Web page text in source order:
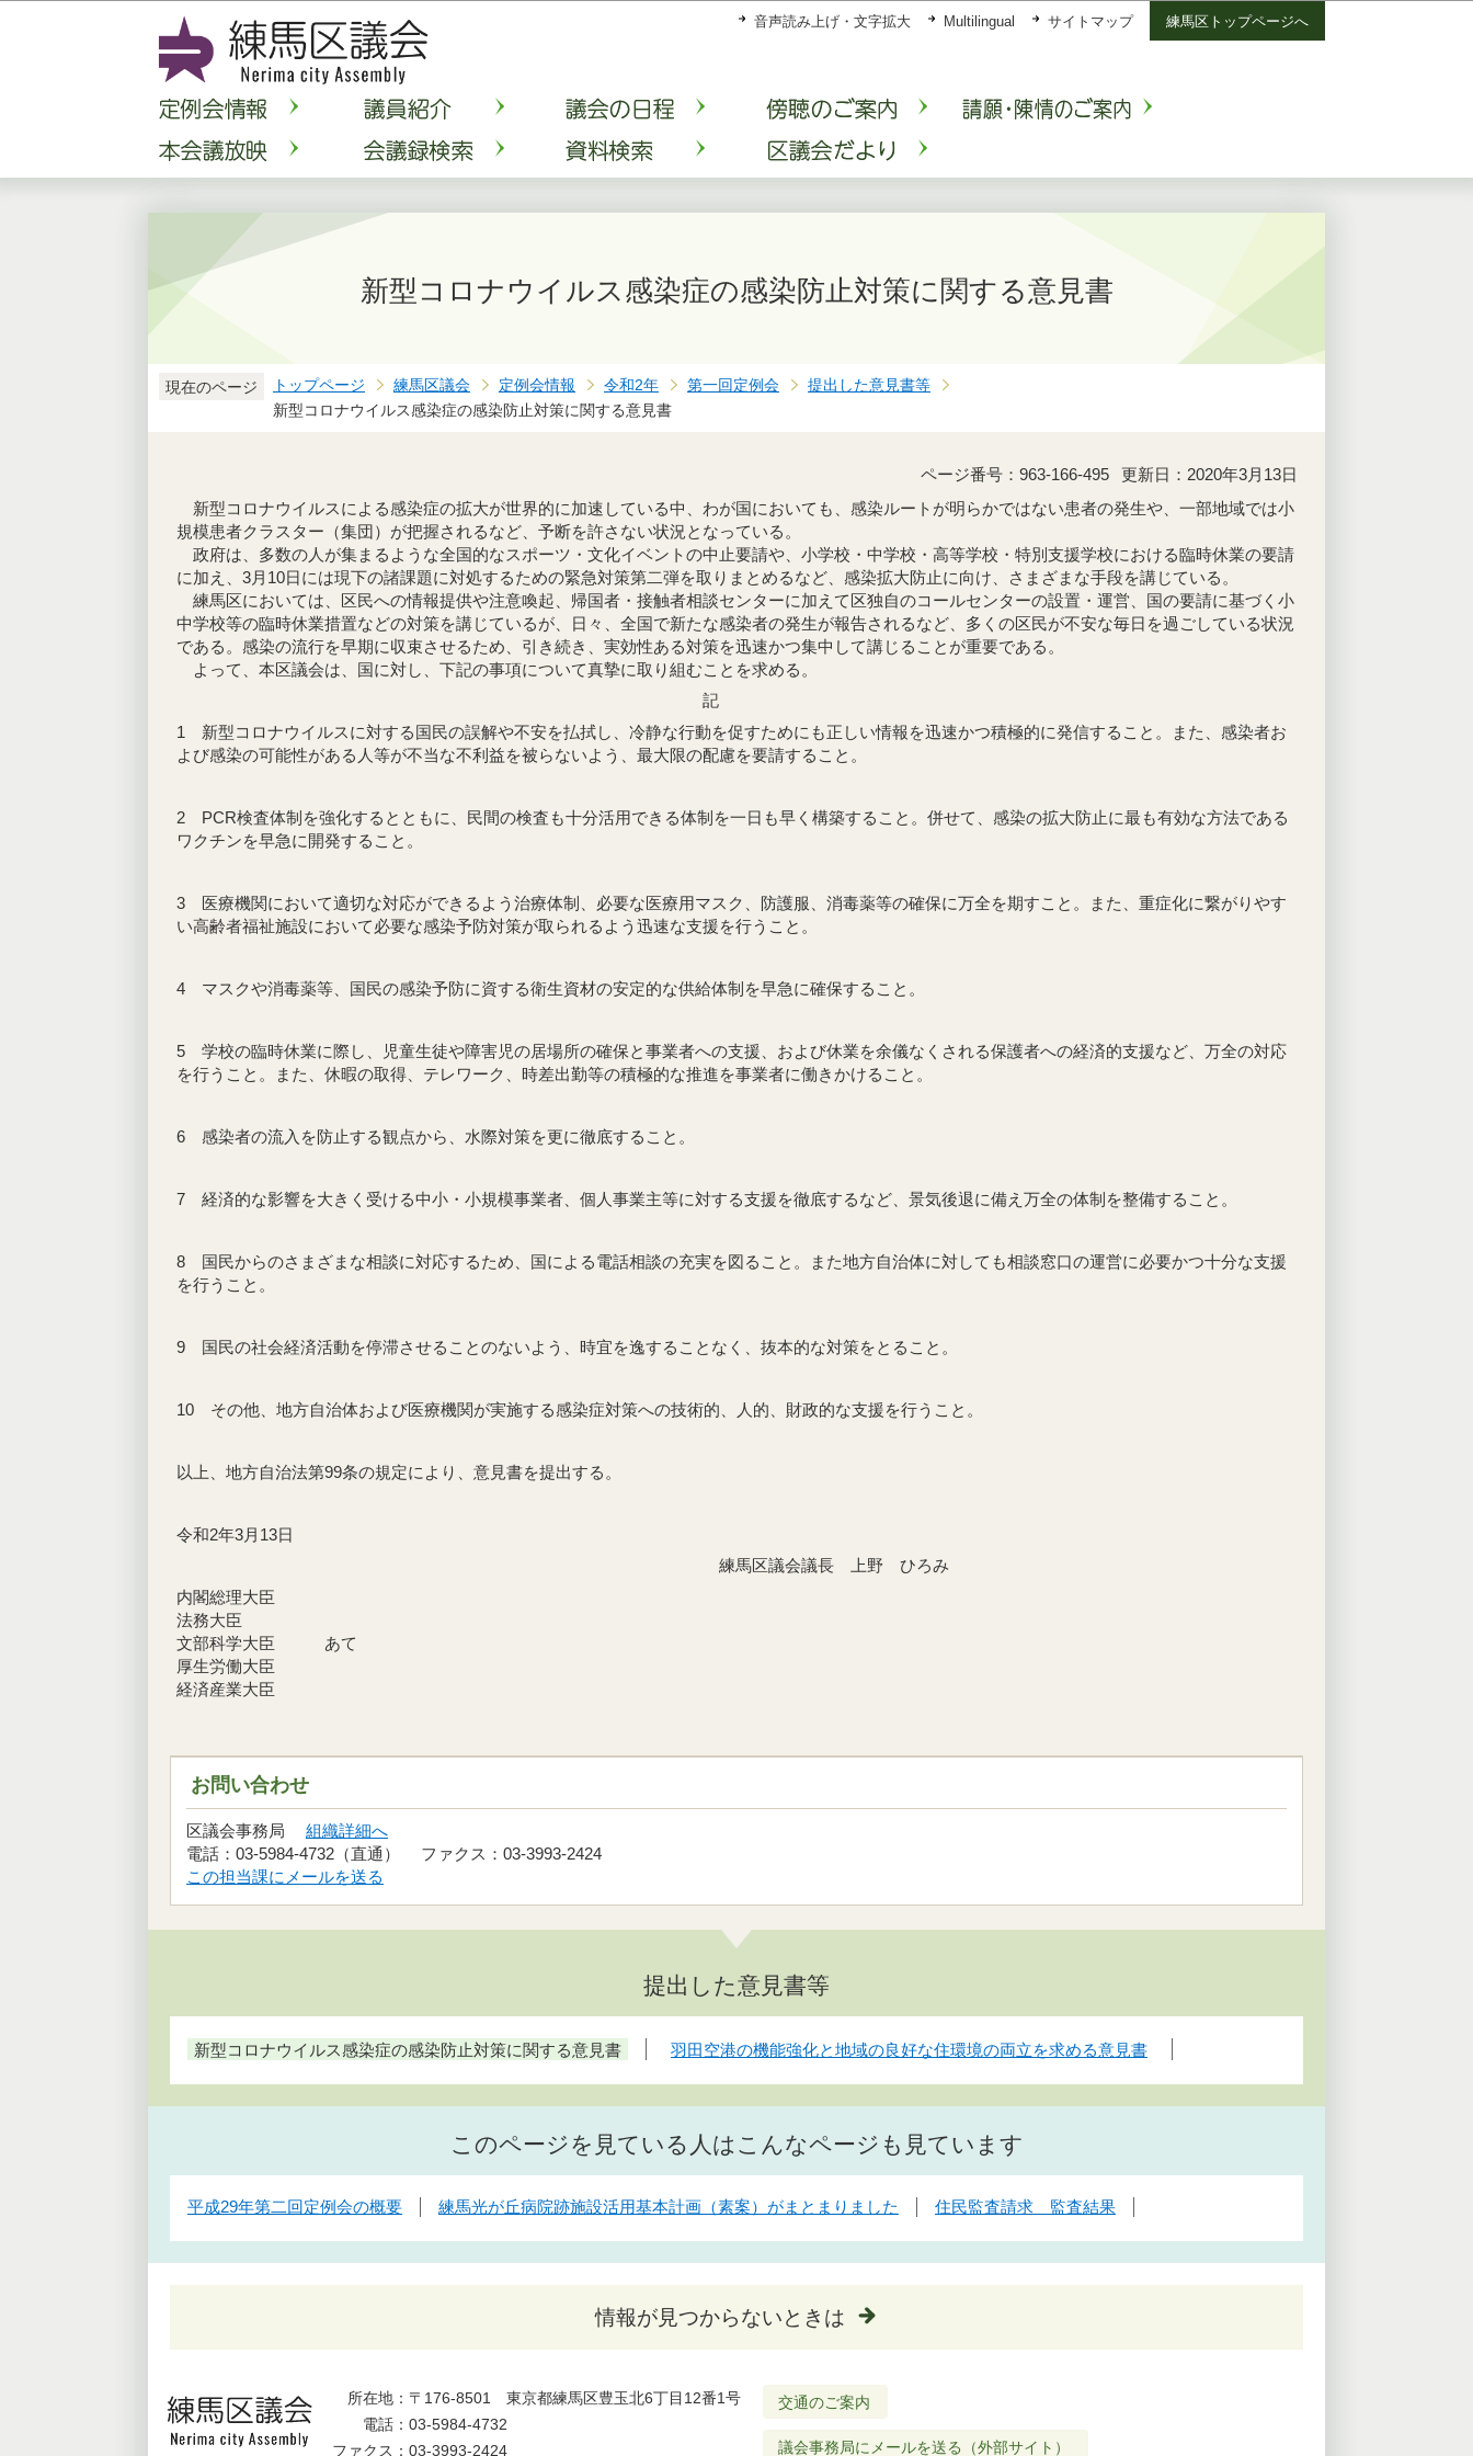
このページの本文へ移動
音声読み上げ・文字拡大 Multilingual サイトマップ 練馬区トップページへ
新型コロナウイルス感染症の感染防止対策に関する意見書
現在のページ トップページ 練馬区議会 定例会情報 令和2年 第一回定例会
提出した意見書等
新型コロナウイルス感染症の感染防止対策に関する意見書
ページ番号：963-166-495
更新日：2020年3月13日
新型コロナウイルスによる感染症の拡大が世界的に加速している中、わが国においても、感染ルートが明らかではない患者の発生や、一部地域では小
規模患者クラスター（集団）が把握されるなど、予断を許さない状況となっている。
政府は、多数の人が集まるような全国的なスポーツ・文化イベントの中止要請や、小学校・中学校・高等学校・特別支援学校における臨時休業の要請
に加え、3月10日には現下の諸課題に対処するための緊急対策第二弾を取りまとめるなど、感染拡大防止に向け、さまざまな手段を講じている。
練馬区においては、区民への情報提供や注意喚起、帰国者・接触者相談センターに加えて区独自のコールセンターの設置・運営、国の要請に基づく小
中学校等の臨時休業措置などの対策を講じているが、日々、全国で新たな感染者の発生が報告されるなど、多くの区民が不安な毎日を過ごしている状況
である。感染の流行を早期に収束させるため、引き続き、実効性ある対策を迅速かつ集中して講じることが重要である。
よって、本区議会は、国に対し、下記の事項について真摯に取り組むことを求める。
記
1 新型コロナウイルスに対する国民の誤解や不安を払拭し、冷静な行動を促すためにも正しい情報を迅速かつ積極的に発信すること。また、感染者お
よび感染の可能性がある人等が不当な不利益を被らないよう、最大限の配慮を要請すること。
2 PCR検査体制を強化するとともに、民間の検査も十分活用できる体制を一日も早く構築すること。併せて、感染の拡大防止に最も有効な方法である
ワクチンを早急に開発すること。
3 医療機関において適切な対応ができるよう治療体制、必要な医療用マスク、防護服、消毒薬等の確保に万全を期すこと。また、重症化に繋がりやす
い高齢者福祉施設において必要な感染予防対策が取られるよう迅速な支援を行うこと。
4 マスクや消毒薬等、国民の感染予防に資する衛生資材の安定的な供給体制を早急に確保すること。
5 学校の臨時休業に際し、児童生徒や障害児の居場所の確保と事業者への支援、および休業を余儀なくされる保護者への経済的支援など、万全の対応
を行うこと。また、休暇の取得、テレワーク、時差出勤等の積極的な推進を事業者に働きかけること。
6 感染者の流入を防止する観点から、水際対策を更に徹底すること。
7 経済的な影響を大きく受ける中小・小規模事業者、個人事業主等に対する支援を徹底するなど、景気後退に備え万全の体制を整備すること。
8 国民からのさまざまな相談に対応するため、国による電話相談の充実を図ること。また地方自治体に対しても相談窓口の運営に必要かつ十分な支援
を行うこと。
9 国民の社会経済活動を停滞させることのないよう、時宜を逸することなく、抜本的な対策をとること。
10 その他、地方自治体および医療機関が実施する感染症対策への技術的、人的、財政的な支援を行うこと。
以上、地方自治法第99条の規定により、意見書を提出する。
令和2年3月13日
練馬区議会議長 上野 ひろみ
内閣総理大臣
法務大臣
文部科学大臣 あて
厚生労働大臣
経済産業大臣
お問い合わせ
区議会事務局 組織詳細へ
電話：03-5984-4732（直通） ファクス：03-3993-2424
この担当課にメールを送る
提出した意見書等
新型コロナウイルス感染症の感染防止対策に関する意見書 羽田空港の機能強化と地域の良好な住環境の両立を求める意見書
このページを見ている人はこんなページも見ています
平成29年第二回定例会の概要 練馬光が丘病院跡施設活用基本計画（素案）がまとまりました 住民監査請求 監査結果
情報が見つからないときは
所在地： 〒176-8501 東京都練馬区豊玉北6丁目12番1号
電話： 03-5984-4732
ファクス： 03-3993-2424
交通のご案内
議会事務局にメールを送る（外部サイト）